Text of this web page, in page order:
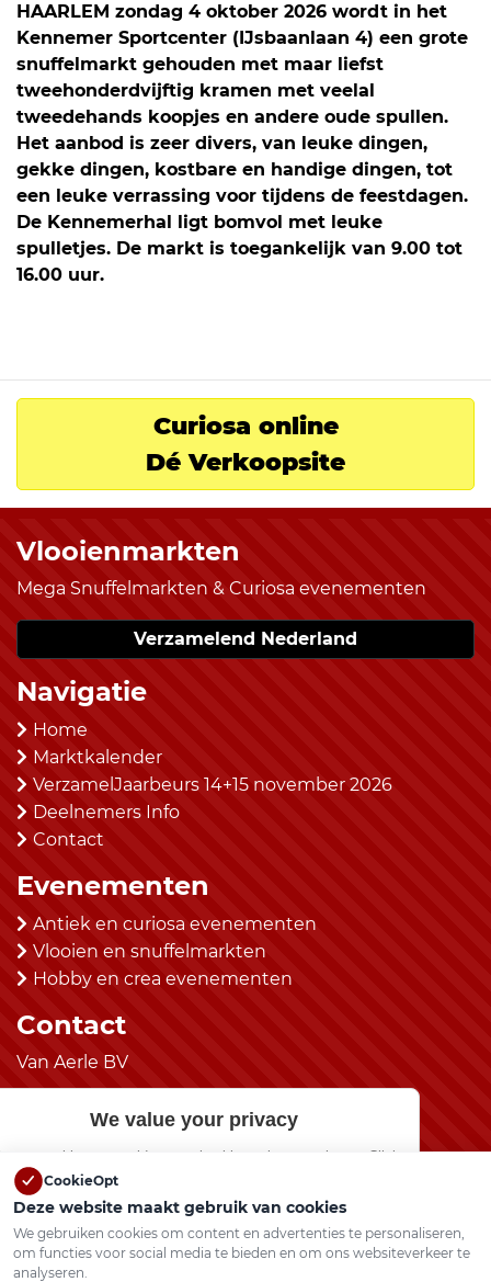
HAARLEM zondag 4 oktober 2026 wordt in het
Kennemer Sportcenter (IJsbaanlaan 4) een grote
snuffelmarkt gehouden met maar liefst
tweehonderdvijftig kramen met veelal
tweedehands koopjes en andere oude spullen.
Het aanbod is zeer divers, van leuke dingen,
gekke dingen, kostbare en handige dingen, tot
een leuke verrassing voor tijdens de feestdagen.
De Kennemerhal ligt bomvol met leuke
spulletjes. De markt is toegankelijk van 9.00 tot
16.00 uur.
Curiosa online
Dé Verkoopsite
Vlooienmarkten
Mega Snuffelmarkten & Curiosa evenementen
Verzamelend Nederland
Navigatie
Home
Marktkalender
VerzamelJaarbeurs 14+15 november 2026
Deelnemers Info
Contact
Evenementen
Antiek en curiosa evenementen
Vlooien en snuffelmarkten
Hobby en crea evenementen
Contact
Van Aerle BV
(0492) 525483
Social Media
CookieOpt
Deze website maakt gebruik van cookies
We gebruiken cookies om content en advertenties te personaliseren,
om functies voor social media te bieden en om ons websiteverkeer te
analyseren.
We value your privacy
use cookies to provide an optimal browsing experience. Click
Show preferences